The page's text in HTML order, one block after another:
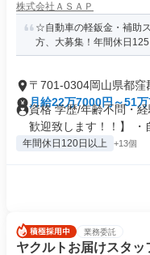
株式会社ＡＳＡＰ
☆自動車の軽鈑金・補助
方、大募集！年間休日
〒701-0304岡山県都窪
月給22万7000円～51
資格 学歴/年齢不問・
歓迎致します！！】 ・
年間休日120日以上 +13個
業務委託
ヤクルトお届けスタッ